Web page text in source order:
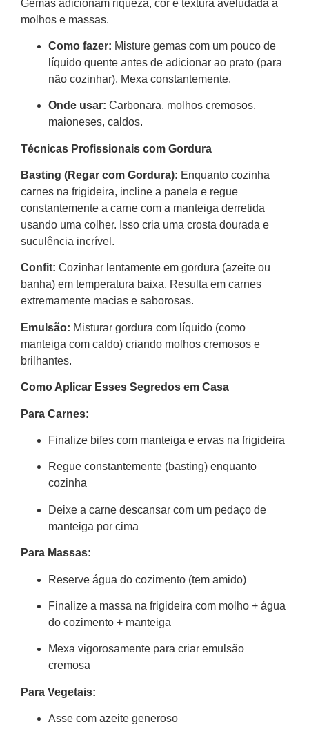
Gemas adicionam riqueza, cor e textura aveludada a
molhos e massas.
Como fazer: Misture gemas com um pouco de
líquido quente antes de adicionar ao prato (para
não cozinhar). Mexa constantemente.
Onde usar: Carbonara, molhos cremosos,
maioneses, caldos.
Técnicas Profissionais com Gordura
Basting (Regar com Gordura): Enquanto cozinha
carnes na frigideira, incline a panela e regue
constantemente a carne com a manteiga derretida
usando uma colher. Isso cria uma crosta dourada e
suculência incrível.
Confit: Cozinhar lentamente em gordura (azeite ou
banha) em temperatura baixa. Resulta em carnes
extremamente macias e saborosas.
Emulsão: Misturar gordura com líquido (como
manteiga com caldo) criando molhos cremosos e
brilhantes.
Como Aplicar Esses Segredos em Casa
Para Carnes:
Finalize bifes com manteiga e ervas na frigideira
Regue constantemente (basting) enquanto
cozinha
Deixe a carne descansar com um pedaço de
manteiga por cima
Para Massas:
Reserve água do cozimento (tem amido)
Finalize a massa na frigideira com molho + água
do cozimento + manteiga
Mexa vigorosamente para criar emulsão
cremosa
Para Vegetais:
Asse com azeite generoso